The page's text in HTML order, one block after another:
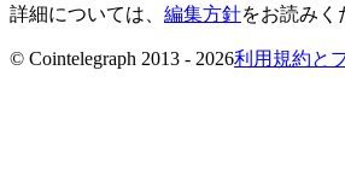
詳細については、 編集方針をお読みく
© Cointelegraph 2013 - 2026利用規約と